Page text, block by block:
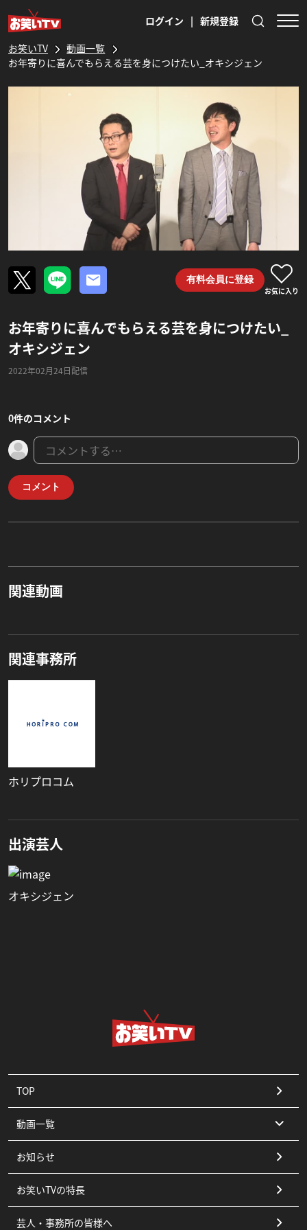
ログイン | 新規登録
お笑いTV
動画一覧
お年寄りに喜んでもらえる芸を身につけたい_オキシジェン
有料会員に登録
お気に入り
お年寄りに喜んでもらえる芸を身につけたい_
オキシジェン
2022年02月24日配信
0件のコメント
コメント
関連動画
関連事務所
ホリプロコム
出演芸人
オキシジェン
TOP
動画一覧
コント
漫才
ピン
お知らせ
お笑いTVの特長
芸人・事務所の皆様へ